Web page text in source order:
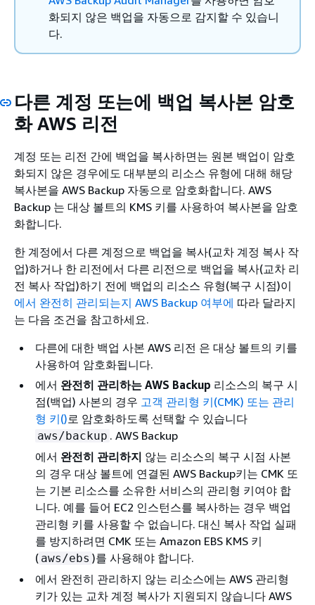
화되지 않은 백업을 자동으로 감지할 수 있습니
다.
다른 계정 또는에 백업 복사본 암호
화 AWS 리전
계정 또는 리전 간에 백업을 복사하면는 원본 백업이 암호
화되지 않은 경우에도 대부분의 리소스 유형에 대해 해당
복사본을 AWS Backup 자동으로 암호화합니다. AWS
Backup 는 대상 볼트의 KMS 키를 사용하여 복사본을 암호
화합니다.
한 계정에서 다른 계정으로 백업을 복사(교차 계정 복사 작
업)하거나 한 리전에서 다른 리전으로 백업을 복사(교차 리
전 복사 작업)하기 전에 백업의 리소스 유형(복구 시점)이
에서 완전히 관리되는지 AWS Backup 여부에 따라 달라지
는 다음 조건을 참고하세요.
다른에 대한 백업 사본 AWS 리전 은 대상 볼트의 키를
사용하여 암호화됩니다.
에서 완전히 관리하는 AWS Backup 리소스의 복구 시
점(백업) 사본의 경우 고객 관리형 키(CMK) 또는 관리
형 키()로 암호화하도록 선택할 수 있습니다
aws/backup . AWS Backup
에서 완전히 관리하지 않는 리소스의 복구 시점 사본
의 경우 대상 볼트에 연결된 AWS Backup키는 CMK 또
는 기본 리소스를 소유한 서비스의 관리형 키여야 합
니다. 예를 들어 EC2 인스턴스를 복사하는 경우 백업
관리형 키를 사용할 수 없습니다. 대신 복사 작업 실패
를 방지하려면 CMK 또는 Amazon EBS KMS 키
( aws/ebs )를 사용해야 합니다.
에서 완전히 관리하지 않는 리소스에는 AWS 관리형
키가 있는 교차 계정 복사가 지원되지 않습니다 AWS